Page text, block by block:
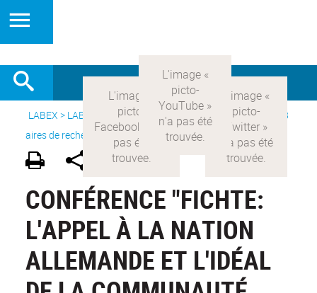
LABEX > LABEX COMOD> Version française > Recherche >
8
aires de recherche> Modernités allemandes
CONFÉRENCE "FICHTE:
L'APPEL À LA NATION
ALLEMANDE ET L'IDÉAL